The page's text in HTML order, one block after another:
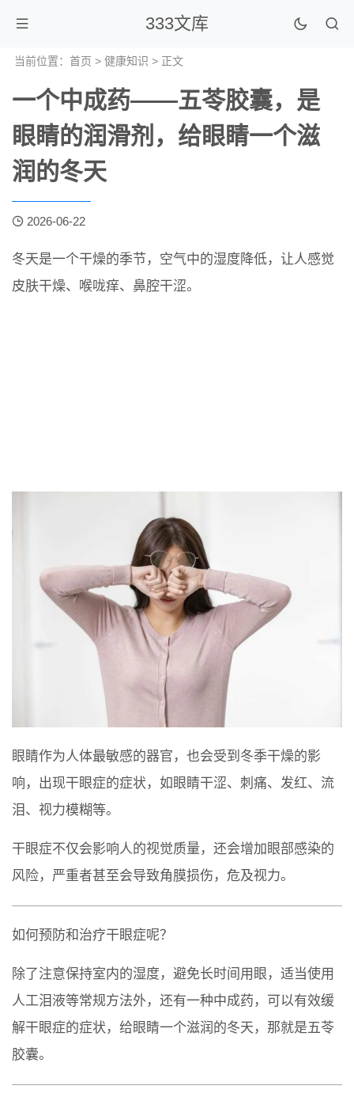
333文库
当前位置： 首页 > 健康知识 > 正文
一个中成药——五苓胶囊，是
眼睛的润滑剂，给眼睛一个滋
润的冬天
2026-06-22
冬天是一个干燥的季节，空气中的湿度降低，让人感觉
皮肤干燥、喉咙痒、鼻腔干涩。
眼睛作为人体最敏感的器官，也会受到冬季干燥的影
响，出现干眼症的症状，如眼睛干涩、刺痛、发红、流
泪、视力模糊等。
干眼症不仅会影响人的视觉质量，还会增加眼部感染的
风险，严重者甚至会导致角膜损伤，危及视力。
如何预防和治疗干眼症呢？
除了注意保持室内的湿度，避免长时间用眼，适当使用
人工泪液等常规方法外，还有一种中成药，可以有效缓
解干眼症的症状，给眼睛一个滋润的冬天，那就是五苓
胶囊。